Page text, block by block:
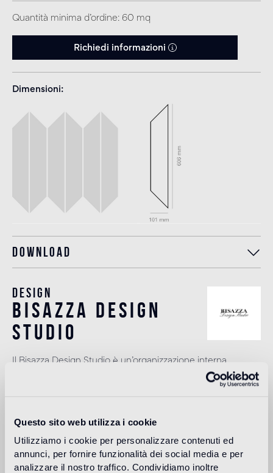
Questo sito web utilizza i cookie
Utilizziamo i cookie per personalizzare contenuti ed
annunci, per fornire funzionalità dei social media e per
analizzare il nostro traffico. Condividiamo inoltre
Quantità minima d’ordine: 60 mq
Richiedi informazioni
Dimensioni
Download
Design
bisazza design
studio
Il Bisazza Design Studio è un’organizzazione interna
all’azienda che svolge un ruolo importante nella
costruzione dell’identità stilistica del marchio. Oltre ad
originali.
Leggi di più